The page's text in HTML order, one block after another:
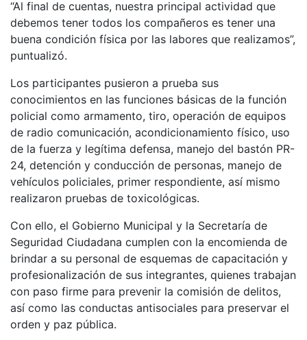
“Al final de cuentas, nuestra principal actividad que
debemos tener todos los compañeros es tener una
buena condición física por las labores que realizamos”,
puntualizó.
Los participantes pusieron a prueba sus
conocimientos en las funciones básicas de la función
policial como armamento, tiro, operación de equipos
de radio comunicación, acondicionamiento físico, uso
de la fuerza y legítima defensa, manejo del bastón PR-
24, detención y conducción de personas, manejo de
vehículos policiales, primer respondiente, así mismo
realizaron pruebas de toxicológicas.
Con ello, el Gobierno Municipal y la Secretaría de
Seguridad Ciudadana cumplen con la encomienda de
brindar a su personal de esquemas de capacitación y
profesionalización de sus integrantes, quienes trabajan
con paso firme para prevenir la comisión de delitos,
así como las conductas antisociales para preservar el
orden y paz pública.